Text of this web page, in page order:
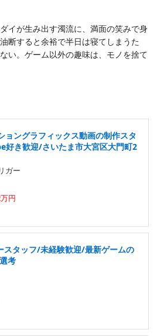
イが生み出す濁流に、満面の笑みで身
断すると余裕で半日は寝てしまうた
い。ゲーム以外の趣味は、モノを捨て
ョングラフィックス動画の制作スタ
好き歓迎/さいたま市大宮区大門町2
ガー
円
スタッフ/未経験歓迎/最新ゲームの
考